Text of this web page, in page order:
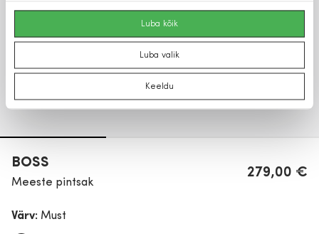
Luba kõik
Luba valik
Keeldu
BOSS
Meeste pintsak
279,00 €
Värv: Must